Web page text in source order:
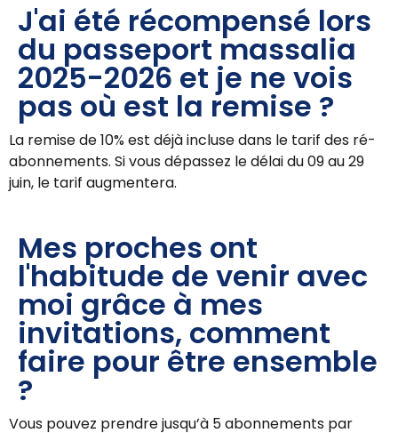
J'ai été récompensé lors
du passeport massalia
2025-2026 et je ne vois
pas où est la remise ?
La remise de 10% est déjà incluse dans le tarif des ré-
abonnements. Si vous dépassez le délai du 09 au 29
juin, le tarif augmentera.
Mes proches ont
l'habitude de venir avec
moi grâce à mes
invitations, comment
faire pour être ensemble
?
Vous pouvez prendre jusqu’à 5 abonnements par